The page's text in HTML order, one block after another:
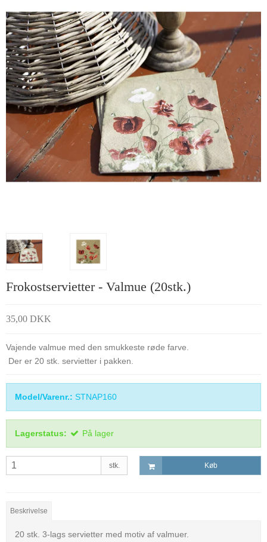
Frokostservietter - Valmue (20stk.)
35,00 DKK
Vajende valmue med den smukkeste røde farve.
Der er 20 stk. servietter i pakken.
Model/Varenr.: STNAP160
Lagerstatus: På lager
stk. Køb
Beskrivelse
20 stk. 3-lags servietter med motiv af valmuer.